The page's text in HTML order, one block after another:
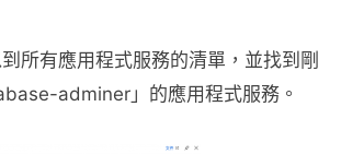
所有應用程式服務的清單，並找到剛
adminer」的應用程式服務。